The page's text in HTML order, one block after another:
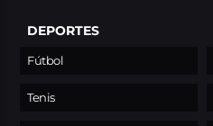
DEPORTES
Fútbol
Tenis